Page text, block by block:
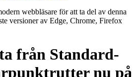
webbläsare för att ta del av denna
versioner av Edge, Chrome, Firefox
från Standard-
nu på